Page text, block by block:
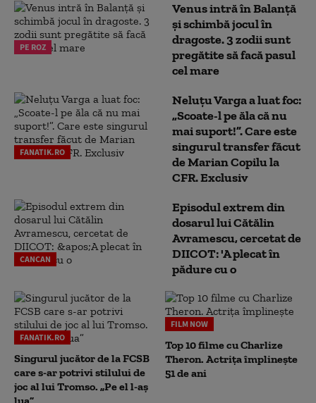
PE ROZ
Venus intră în Balanță
și schimbă jocul în
dragoste. 3 zodii sunt
pregătite să facă pasul
cel mare
FANATIK.RO
Neluțu Varga a luat foc:
„Scoate-l pe ăla că nu
mai suport!”. Care este
singurul transfer făcut
de Marian Copilu la
CFR. Exclusiv
CANCAN
Episodul extrem din
dosarul lui Cătălin
Avramescu, cercetat de
DIICOT: 'A plecat în
pădure cu o
FANATIK.RO
Singurul jucător de la FCSB
care s-ar potrivi stilului de
joc al lui Tromso. „Pe el l-aș
FILM NOW
Top 10 filme cu Charlize
Theron. Actrița împlinește
51 de ani